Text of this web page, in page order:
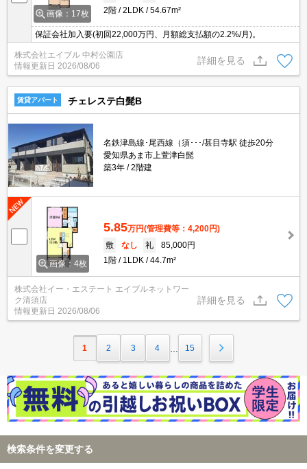
画像：17枚
2階
2LDK 54.67m²
保証会社加入要(初回22,000万円、月額総支払額の2.2%/月)。
株式会社エイブル 中村公園店
情報更新日 2026/08/06
詳細を見る
賃貸アパート チェレステ白髭B
名鉄津島線･尾西線（須･･･/甚目寺駅 徒歩20分
愛知県あま市上萱津白髭
築3年
2階建
画像：4枚
5.85万円(管理費等：4,200円)
敷
なし 礼
85,000円
1階
1LDK 44.7m²
株式会社イー・エステート エイブルネットワー
ク清須店
情報更新日 2026/08/06
詳細を見る
1 2 3 4 15
検索条件を変更する